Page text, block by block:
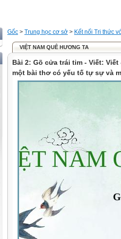
Gốc > Trung học cơ sở > Kết nối Tri thức
VIỆT NAM QUÊ HƯƠNG TA
Bài 2: Gõ cửa trái tim - Viết:
một bài thơ có yếu tố tự sự và